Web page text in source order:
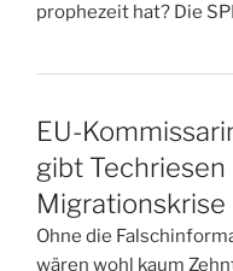
prophezeit hat? Die
EU-
gibt
Migrationskrise
Ohne die
wären wohl kaum